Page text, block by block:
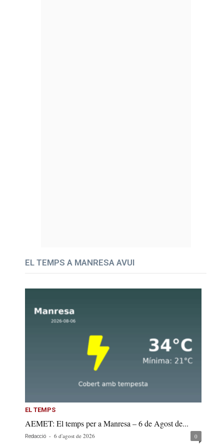
EL TEMPS A MANRESA AVUI
EL TEMPS
AEMET: El temps per a Manresa – 6 de Agost de...
Redacció - 6 d'agost de 2026 0